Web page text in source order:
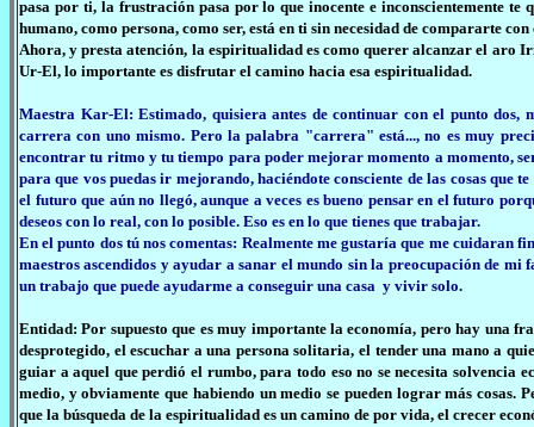
pasa por ti, la frustración pasa por lo que inocente e inconscientemente
humano, como persona, como ser, está en ti sin necesidad de compararte
Ahora, y presta atención, la espiritualidad es como querer alcanzar el aro
Ur-El, lo importante es disfrutar el camino hacia esa espiritualidad.
Maestra Kar-El: Estimado, quisiera antes de continuar con el punto dos,
carrera con uno mismo. Pero la palabra "carrera" está..., no es muy
encontrar tu ritmo y tu tiempo para poder mejorar momento a momento,
para que vos puedas ir mejorando, haciéndote consciente de las cosas que
el futuro que aún no llegó, aunque a veces es bueno pensar en el futuro
deseos con lo real, con lo posible. Eso es en lo que tienes que trabajar.
En el punto dos tú nos comentas: Realmente me gustaría que me
maestros ascendidos y ayudar a sanar el mundo sin la preocupación de
un trabajo que puede ayudarme a conseguir una casa y vivir solo.
Entidad: Por supuesto que es muy importante la economía, pero hay una
desprotegido, el escuchar a una persona solitaria, el tender una mano a
guiar a aquel que perdió el rumbo, para todo eso no se necesita solvencia
medio, y obviamente que habiendo un medio se pueden lograr más
que la búsqueda de la espiritualidad es un camino de por vida, el crecer